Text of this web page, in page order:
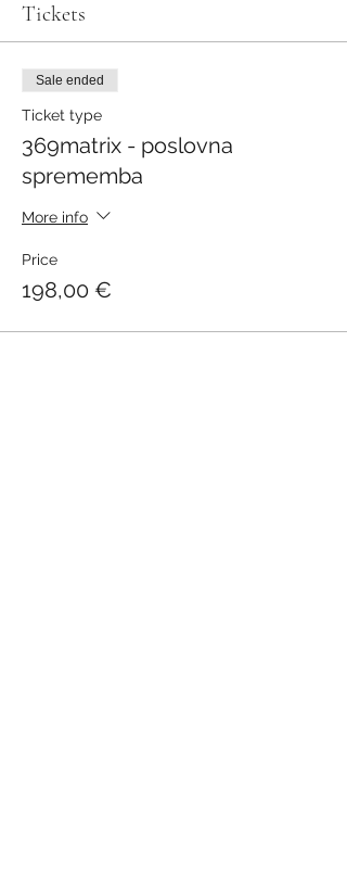
Tickets
Sale ended
Ticket type
369matrix - poslovna
sprememba
More info
Price
198,00 €